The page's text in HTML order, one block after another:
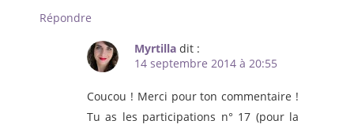
Répondre
Myrtilla dit :
14 septembre 2014 à 20:55
Coucou ! Merci pour ton commentaire !
Tu as les participations n° 17 (pour la